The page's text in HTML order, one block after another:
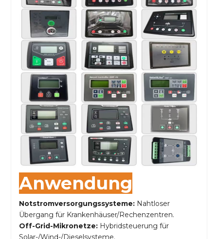
Anwendung
Notstromversorgungssysteme: Nahtloser
Übergang für Krankenhäuser/Rechenzentren.
Off-Grid-Mikronetze: Hybridsteuerung für
Solar-/Wind-/Dieselsysteme.